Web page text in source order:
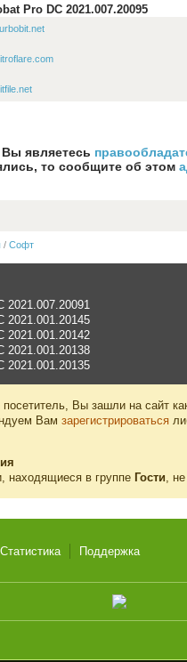
Pro DC 2021.007.20095
являетесь
то сообщите об этом
/ Софт
2021.007.20091
2021.001.20145
2021.001.20142
2021.001.20138
2021.001.20135
Вы зашли на сайт
Вам зарегистрироваться
находящиеся в группе Гости,
Статистика Поддержка